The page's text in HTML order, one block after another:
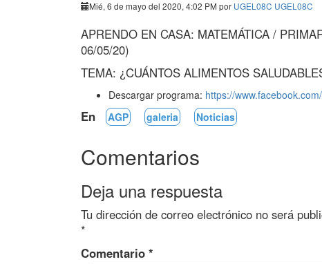
Mié, 6 de mayo del 2020, 4:02 PM por UGEL08C UGEL08C
APRENDO EN CASA: MATEMÁTICA /
06/05/20)
TEMA: ¿CUÁNTOS ALIMENTOS
Descargar programa: https://
En AGP galeria Noticias
Comentarios
Deja una respuesta
Tu dirección de correo electrónico no será
*
Comentario *